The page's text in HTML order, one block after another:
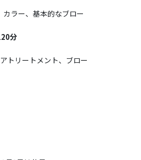
ラー、基本的なブロー
分
トリートメント、ブロー